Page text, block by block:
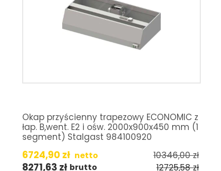
Okap przyścienny trapezowy ECONOMIC z
łap. B,went. E2 i ośw. 2000x900x450 mm (1
segment) Stalgast 984100920
6724,90 zł netto 10346,00zł
8271,63 zł brutto 12725,58zł